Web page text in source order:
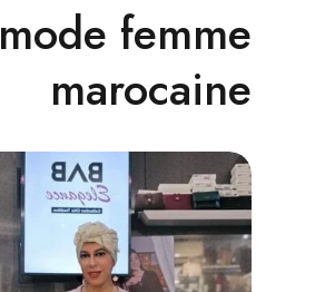
mode femme
marocaine